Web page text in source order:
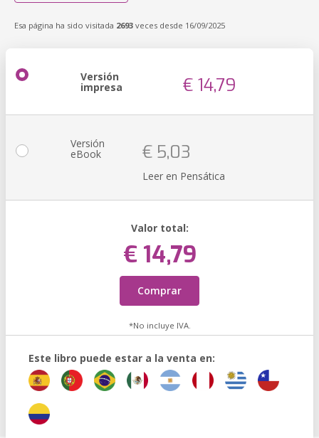
Esa página ha sido visitada 2693 veces desde 16/09/2025
Versión
impresa € 14,79
Versión
eBook € 5,03
Leer en Pensática
Valor total:
€ 14,79
Comprar
*No incluye IVA.
Este libro puede estar a la venta en: